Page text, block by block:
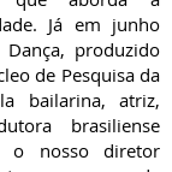
Já em junho
produzido
de Pesquisa da
bailarina, atriz,
brasiliense
o nosso diretor